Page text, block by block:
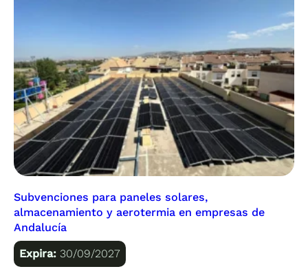
Subvenciones para paneles solares,
almacenamiento y aerotermia en empresas de
Andalucía
Expira:30/09/2027